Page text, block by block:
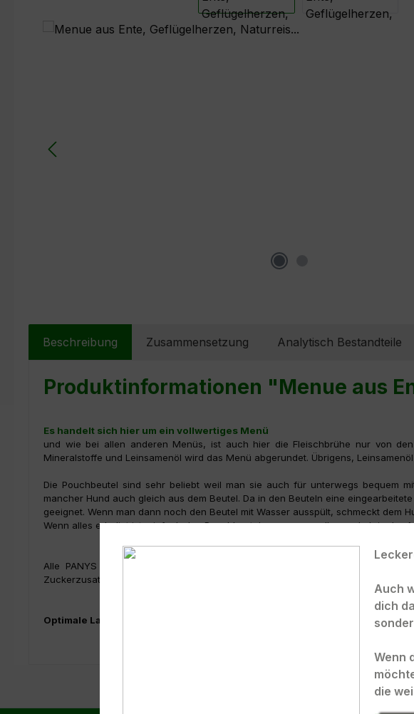
Beschreibung Zusammensetzung Analytisch Bestandteile
Produktinformationen "Menue aus
Es handelt sich hier um ein vollwertiges Menü
und wie bei allen anderen Menüs, ist auch hier die Fleischbrühe nur von
Mineralstoffe und Leinsamenöl wird das Menü abgerundet. Übrigens,
Die Pouchbeutel sind sehr beliebt weil man sie auch für unterwegs bequem
mancher Hund auch gleich aus dem Beutel. Da in den Beuteln eine
geeignet. Wenn man dann noch den Beutel mit Wasser ausspült, schmeckt dem
Wenn alles erledigt ist, einfach den Pouchbeutel zusammen rollen und ab in den
Alle PANYS Menüs im Pouchbeutel gibt es in 100 g und 300 g und sind
Zuckerzusatz, sind es ernährungsphysiologisch ausgewogene Rezepturen.
Optimale Lagerung: 7° bis 20° C
Auch
dich
Wenn
die